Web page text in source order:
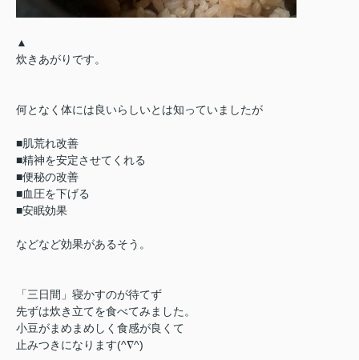
▲
炊きあがりです。
何となく体には良いらしいとは知っていましたが
■肌荒れ改善
■精神を安定させてくれる
■便秘の改善
■血圧を下げる
■安眠効果
などなど効果があるそう。
「三日間」寝かすのが待てず
先ずは炊き立てを食べてみました。
小豆がまめまめしく食感が良くて
止みつきになります(^∇^)